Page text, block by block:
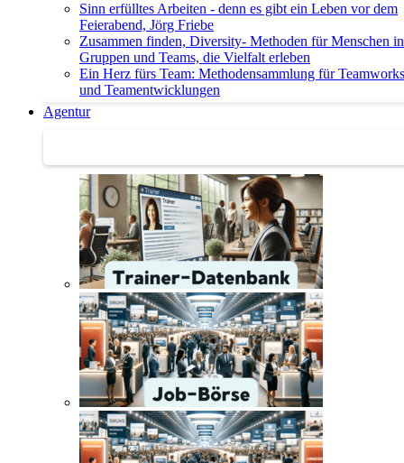
Sinn erfülltes Arbeiten - denn es gibt ein Leben vor dem
Feierabend, Jörg Friebe
Zusammen finden, Diversity- Methoden für Menschen in
Gruppen und Teams, die Vielfalt erleben
Ein Herz fürs Team: Methodensammlung für
und Teamentwicklungen
Agentur